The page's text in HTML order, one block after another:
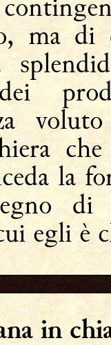
ma
la
di
egli è
in